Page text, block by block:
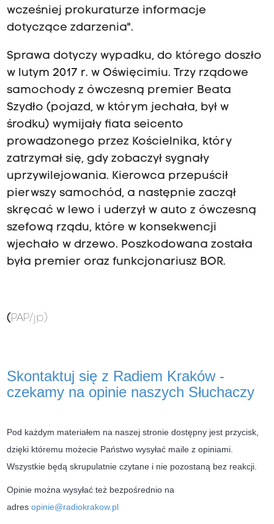
wcześniej prokuraturze informacje
dotyczące zdarzenia".
Sprawa dotyczy wypadku, do którego doszło
w lutym 2017 r. w Oświęcimiu. Trzy rządowe
samochody z ówczesną premier Beata
Szydło (pojazd, w którym jechała, był w
środku) wymijały fiata seicento
prowadzonego przez Kościelnika, który
zatrzymał się, gdy zobaczył sygnały
uprzywilejowania. Kierowca przepuścił
pierwszy samochód, a następnie zaczął
skręcać w lewo i uderzył w auto z ówczesną
szefową rządu, które w konsekwencji
wjechało w drzewo. Poszkodowana została
była premier oraz funkcjonariusz BOR.
(PAP/jp)
Skontaktuj się z Radiem Kraków -
czekamy na opinie naszych Słuchaczy
Pod każdym materiałem na naszej stronie dostępny jest przycisk,
dzięki któremu możecie Państwo wysyłać maile z opiniami.
Wszystkie będą skrupulatnie czytane i nie pozostaną bez reakcji.
Opinie można wysyłać też bezpośrednio na
adres opinie@radiokrakow.pl